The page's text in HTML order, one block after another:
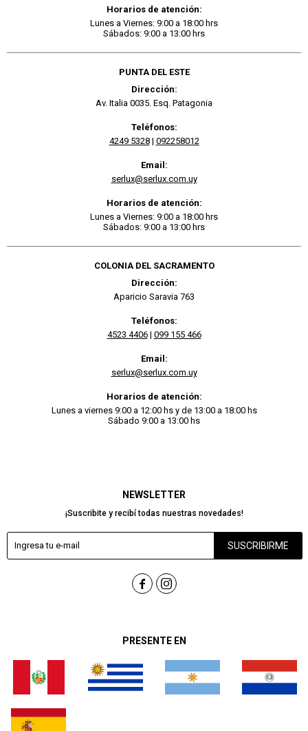
PRESENTE EN
NEWSLETTER
¡Suscribite y recibí todas nuestras novedades!
SUSCRIBIRME
 
Horarios de atención:
Lunes a Viernes: 9:00 a 18:00 hrs
Sábados: 9:00 a 13:00 hrs
PUNTA DEL ESTE
Dirección:
Av. Italia 0035. Esq. Patagonia
Teléfonos:
4249 5328| 092258012
Email:
serlux@serlux.com.uy
Horarios de atención:
Lunes a Viernes: 9:00 a 18:00 hrs
Sábados: 9:00 a 13:00 hrs
COLONIA DEL SACRAMENTO
Dirección:
Aparicio Saravia 763
Teléfonos:
4523 4406| 099 155 466
Email:
serlux@serlux.com.uy
Horarios de atención:
Lunes a viernes 9:00 a 12:00 hs y de 13:00 a 18:00 hs
Sábado 9:00 a 13:00 hs